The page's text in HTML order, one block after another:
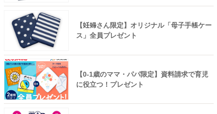
【妊婦さん限定】オリジナル「母子手帳ケー
ス」全員プレゼント
【0-1歳のママ・パパ限定】資料請求で育児
に役立つ！プレゼント